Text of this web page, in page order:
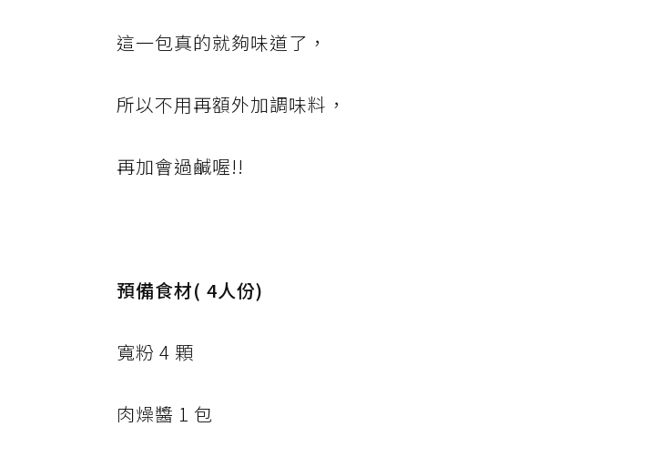
這一包真的就夠味道了，
所以不用再額外加調味料，
再加會過鹹喔!!
預備食材( 4人份)
寬粉 4 顆
肉燥醬 1 包